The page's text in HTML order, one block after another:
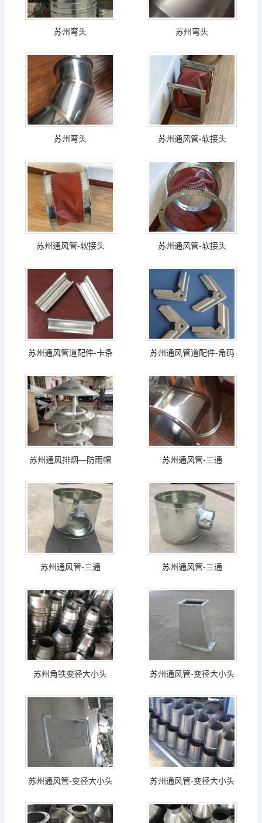
苏州弯头 苏州弯头
苏州弯头 苏州通风管-软接头
苏州通风管-软接头 苏州通风管-软接头
苏州通风管道配件-卡条 苏州通风管道配件-角码
苏州通风排烟—防雨帽 苏州通风管-三通
苏州通风管-三通 苏州通风管-三通
苏州角铁变径大小头 苏州通风管-变径大小头
苏州通风管-变径大小头 苏州通风管-变径大小头